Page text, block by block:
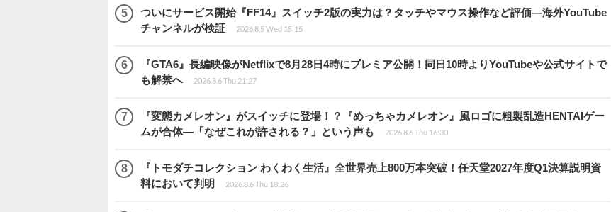
ついにサービス開始『FF14』スイッチ2版の実力は？タッチやマウス操作など評価―海外YouTube
チャンネルが検証
2026.8.5 Wed 15:15
『GTA6』長編映像がNetflixで8月28日4時にプレミア公開！同日10時よりYouTubeや公式サイトで
も解禁へ
2026.8.6 Thu 21:27
『変態カメレオン』がスイッチに登場！？『めっちゃカメレオン』風ロゴに粗製乱造HENTAIゲー
ムが合体―「なぜこれが許される？」という声も
2026.8.6 Thu 16:30
『トモダチコレクション わくわく生活』全世界売上800万本突破！任天堂2027年度Q1決算説明資
料において判明
2026.8.6 Thu 18:26